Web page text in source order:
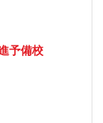
予備校